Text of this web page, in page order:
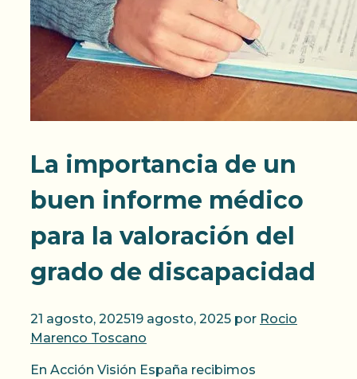
La importancia de un
buen informe médico
para la valoración del
grado de discapacidad
21 agosto, 202519 agosto, 2025 por Rocio
Marenco Toscano
En Acción Visión España recibimos